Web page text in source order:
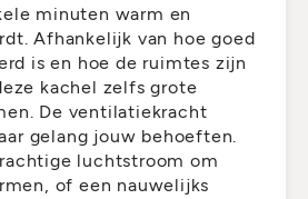
minuten warm en
Afhankelijk van hoe goed
is en hoe de ruimtes zijn
kachel zelfs grote
De ventilatiekracht
gelang jouw behoeften.
luchtstroom om
of een nauwelijks